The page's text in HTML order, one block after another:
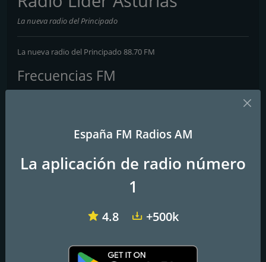
La nueva radio del Principado
La nueva radio del Principado 88.70 FM
Frecuencias FM
Contactos
http://www.radiolider.com
Teléfono:902 955 933
control@radiolider.com
España FM Radios AM
La aplicación de radio número
1
4.8 +500k